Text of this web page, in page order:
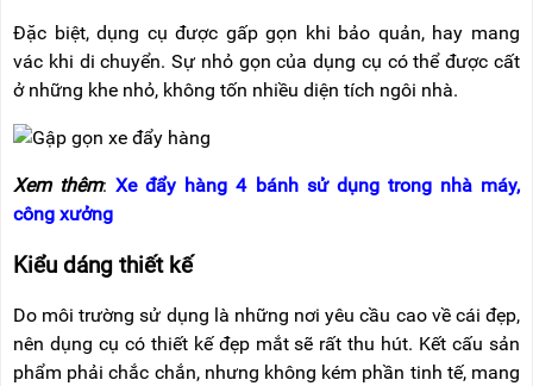
Đặc biệt, dụng cụ được gấp gọn khi bảo quản, hay mang
vác khi di chuyển. Sự nhỏ gọn của dụng cụ có thể được cất
ở những khe nhỏ, không tốn nhiều diện tích ngôi nhà.
Xem thêm:Xe đẩy hàng 4 bánh sử dụng trong nhà máy,
công xưởng
Kiểu dáng thiết kế
Do môi trường sử dụng là những nơi yêu cầu cao về cái đẹp,
nên dụng cụ có thiết kế đẹp mắt sẽ rất thu hút. Kết cấu sản
phẩm phải chắc chắn, nhưng không kém phần tinh tế, mang